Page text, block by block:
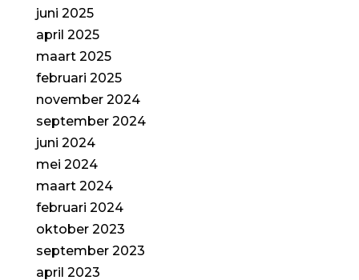
juni 2025
april 2025
maart 2025
februari 2025
november 2024
september 2024
juni 2024
mei 2024
maart 2024
februari 2024
oktober 2023
september 2023
april 2023